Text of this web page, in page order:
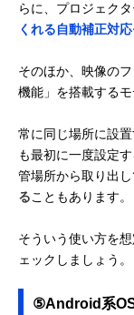
らに、プロジェク
くれる自動補正対
そのほか、映像の
機能」を搭載するモ
常に同じ場所に設
も最初に一度設定
管場所から取り出し
ることもあります。
そういう使い方を
ェックしましょう。
⑤Android系